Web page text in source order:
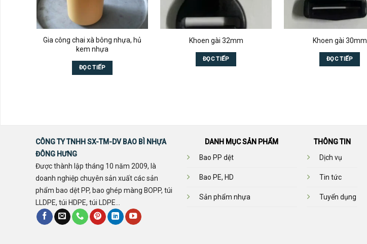
Gia công chai xà bông nhựa, hủ
kem nhựa
ĐỌC TIẾP
Khoen gài 32mm
ĐỌC TIẾP
Khoen gài 30mm
ĐỌC TIẾP
CÔNG TY TNHH SX-TM-DV BAO BÌ NHỰA
ĐÔNG HƯNG
Được thành lập tháng 10 năm 2009, là
doanh nghiệp chuyên sản xuất các sản
phẩm bao dệt PP, bao ghép màng BOPP, túi
LLDPE, túi HDPE, túi LDPE...
DANH MỤC SẢN PHẨM
Bao PP dệt
Bao PE, HD
Sản phẩm nhựa
THÔNG TIN
Dịch vụ
Tin tức
Tuyển dụng